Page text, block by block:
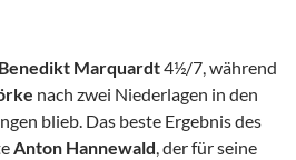
Benedikt Marquardt4½/7, während
nach zwei Niederlagen in den
blieb. Das beste Ergebnis des
Anton Hannewald, der für seine